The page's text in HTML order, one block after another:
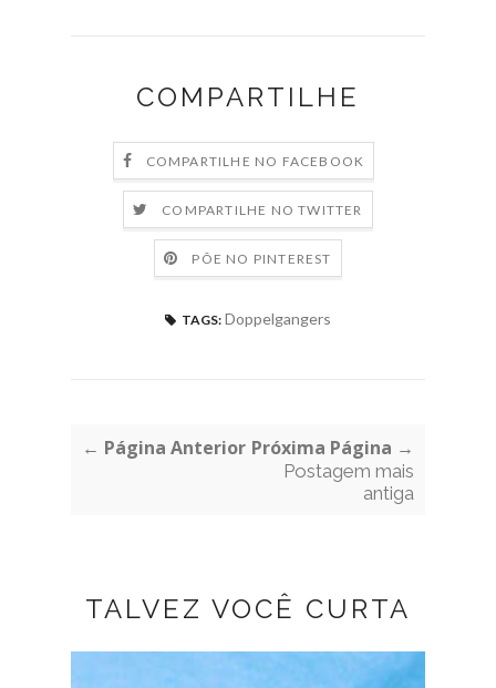
COMPARTILHE
COMPARTILHE NO FACEBOOK
COMPARTILHE NO TWITTER
PÕE NO PINTEREST
TAGS: Doppelgangers
← Página Anterior Próxima Página →
Postagem mais
antiga
TALVEZ VOCÊ CURTA